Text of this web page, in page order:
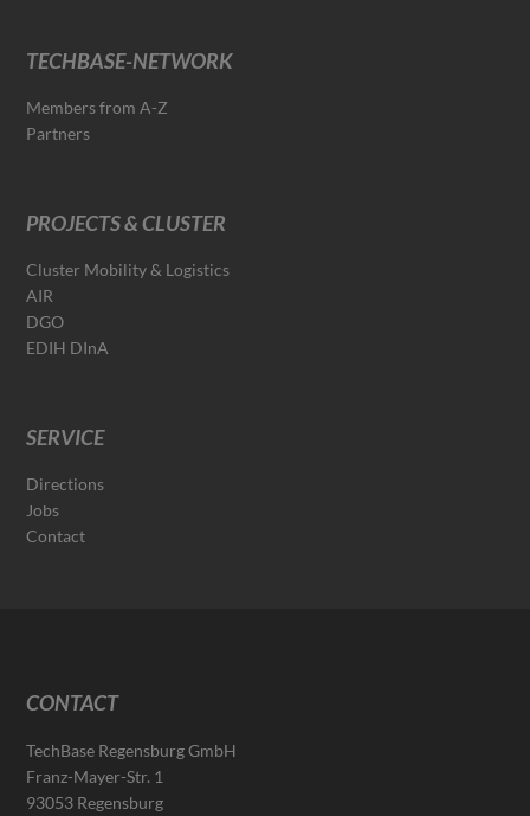
TECHBASE-NETWORK
Members from A-Z
Partners
PROJECTS & CLUSTER
Cluster Mobility & Logistics
AIR
DGO
EDIH DInA
SERVICE
Directions
Jobs
Contact
CONTACT
TechBase Regensburg GmbH
Franz-Mayer-Str. 1
93053 Regensburg